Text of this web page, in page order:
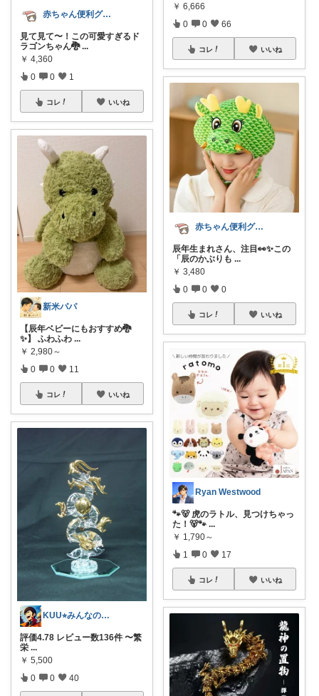
赤ちゃん便利グッズ♡
見て見て〜！この可愛すぎるド
ラゴンちゃん🐉 ...
￥ 4,360
0 0 1
コレ いいね
新米パパ
【辰年ベビーにもおすすめ🐉
✨】 ふわふわ ...
￥ 2,980～
0 0 11
コレ いいね
KUU⭐︎みんなの部屋
評価4.78 レビュー数136件 〜繁
栄 ...
￥ 5,500
0 0 40
￥ 6,666
0 0 66
コレ いいね
赤ちゃん便利グッズ♡
辰年生まれさん、注目👀✨この
「辰のかぶりも ...
￥ 3,480
0 0 0
コレ いいね
Ryan Westwood
🐾🐻 虎のラトル、見つけちゃっ
た！🐻🐾 ...
￥ 1,790～
1 0 17
コレ いいね